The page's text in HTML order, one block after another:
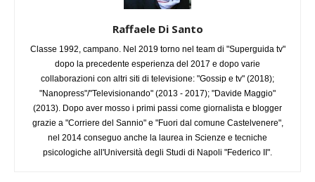
Raffaele Di Santo
Classe 1992, campano. Nel 2019 torno nel team di "Superguida tv"
dopo la precedente esperienza del 2017 e dopo varie
collaborazioni con altri siti di televisione: "Gossip e tv" (2018);
"Nanopress"/"Televisionando" (2013 - 2017); "Davide Maggio"
(2013). Dopo aver mosso i primi passi come giornalista e blogger
grazie a "Corriere del Sannio" e "Fuori dal comune Castelvenere",
nel 2014 conseguo anche la laurea in Scienze e tecniche
psicologiche all'Università degli Studi di Napoli "Federico II".